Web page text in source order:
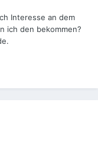
Interesse an dem
ich den bekommen?